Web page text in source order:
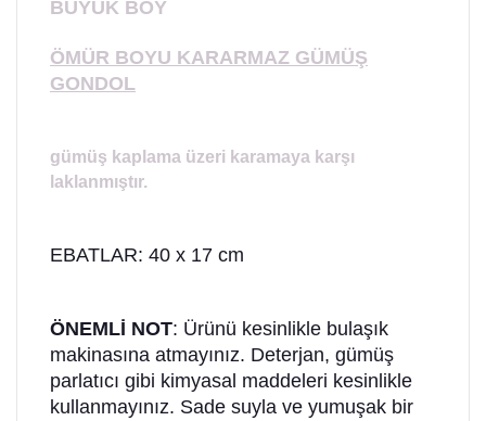
BÜYÜK BOY
ÖMÜR BOYU KARARMAZ GÜMÜŞ
GONDOL
gümüş kaplama üzeri karamaya karşı
laklanmıştır.
EBATLAR: 40 x 17 cm
ÖNEMLİ NOT: Ürünü kesinlikle bulaşık
makinasına atmayınız. Deterjan, gümüş
parlatıcı gibi kimyasal maddeleri kesinlikle
kullanmayınız. Sade suyla ve yumuşak bir